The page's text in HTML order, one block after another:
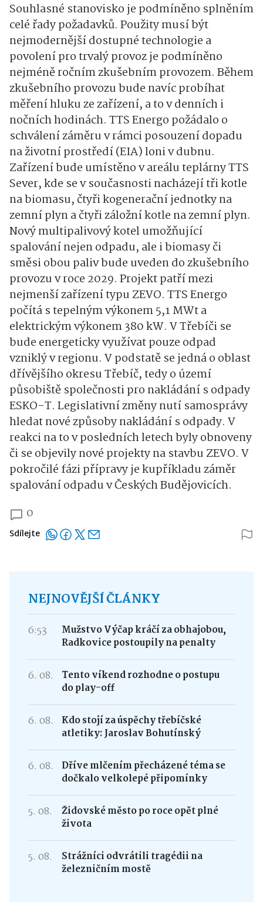
Souhlasné stanovisko je podmíněno splněním
celé řady požadavků. Použity musí být
nejmodernější dostupné technologie a
povolení pro trvalý provoz je podmíněno
nejméně ročním zkušebním provozem. Během
zkušebního provozu bude navíc probíhat
měření hluku ze zařízení, a to v denních i
nočních hodinách. TTS Energo požádalo o
schválení záměru v rámci posouzení dopadu
na životní prostředí (EIA) loni v dubnu.
Zařízení bude umístěno v areálu teplárny TTS
Sever, kde se v současnosti nacházejí tři kotle
na biomasu, čtyři kogenerační jednotky na
zemní plyn a čtyři záložní kotle na zemní plyn.
Nový multipalivový kotel umožňující
spalování nejen odpadu, ale i biomasy či
směsi obou paliv bude uveden do zkušebního
provozu v roce 2029. Projekt patří mezi
nejmenší zařízení typu ZEVO. TTS Energo
počítá s tepelným výkonem 5,1 MWt a
elektrickým výkonem 380 kW. V Třebíči se
bude energeticky využívat pouze odpad
vzniklý v regionu. V podstatě se jedná o oblast
dřívějšího okresu Třebíč, tedy o území
působiště společnosti pro nakládání s odpady
ESKO-T. Legislativní změny nutí samosprávy
hledat nové způsoby nakládání s odpady. V
reakci na to v posledních letech byly obnoveny
či se objevily nové projekty na stavbu ZEVO. V
pokročilé fázi přípravy je kupříkladu záměr
spalování odpadu v Českých Budějovicích.
0
Sdílejte
NEJNOVĚJŠÍ ČLÁNKY
6:53
Mužstvo Výčap kráčí za obhajobou,
Radkovice postoupily na penalty
6. 08.
Tento víkend rozhodne o postupu
do play-off
6. 08.
Kdo stojí za úspěchy třebíčské
atletiky: Jaroslav Bohutínský
6. 08.
Dříve mlčením přecházené téma se
dočkalo velkolepé připomínky
5. 08.
Židovské město po roce opět plné
života
5. 08.
Strážníci odvrátili tragédii na
železničním mostě